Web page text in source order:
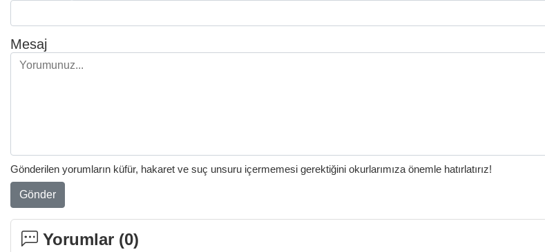
Mesaj
Gönderilen yorumların küfür, hakaret ve suç unsuru içermemesi gerektiğini okurlarımıza önemle hatırlatırız!
Gönder
Yorumlar (0)